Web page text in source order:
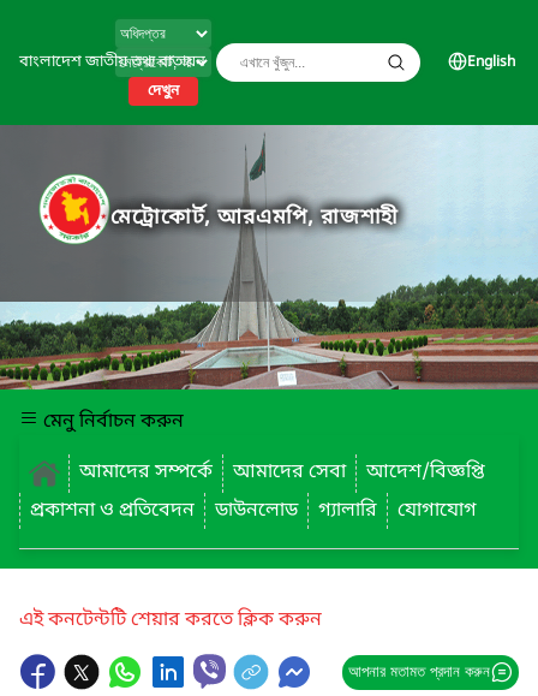
বাংলাদেশ জাতীয় তথ্য বাতায়ন
দেখুন
English
মেট্রোকোর্ট, আরএমপি, রাজশাহী
মেনু নির্বাচন করুন
আমাদের সম্পর্কে
আমাদের সেবা
আদেশ/বিজ্ঞপ্তি
প্রকাশনা ও প্রতিবেদন
ডাউনলোড গ্যালারি যোগাযোগ
এই কনটেন্টটি শেয়ার করতে ক্লিক করুন
আপনার মতামত প্রদান করুন